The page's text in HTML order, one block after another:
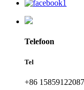
Telefoon
Tel
+86 15859122087